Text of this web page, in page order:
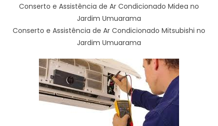
Conserto e Assistência de Ar Condicionado Midea no
Jardim Umuarama
Conserto e Assistência de Ar Condicionado Mitsubishi no
Jardim Umuarama